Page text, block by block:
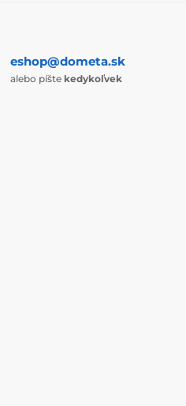
eshop@dometa.sk
alebo píšte kedykoľvek